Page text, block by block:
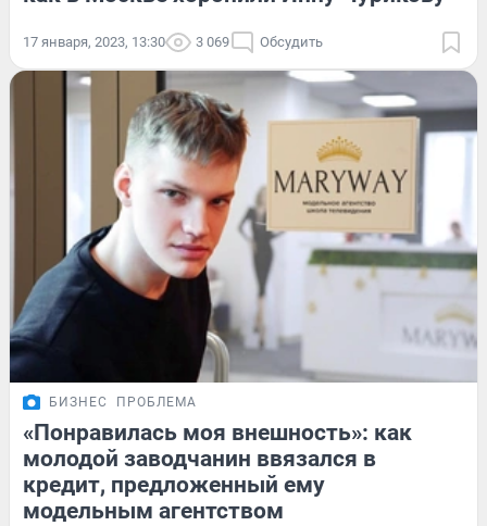
17 января, 2023, 13:30 3 069 Обсудить
БИЗНЕС ПРОБЛЕМА
«Понравилась моя внешность»: как
молодой заводчанин ввязался в
кредит, предложенный ему
модельным агентством